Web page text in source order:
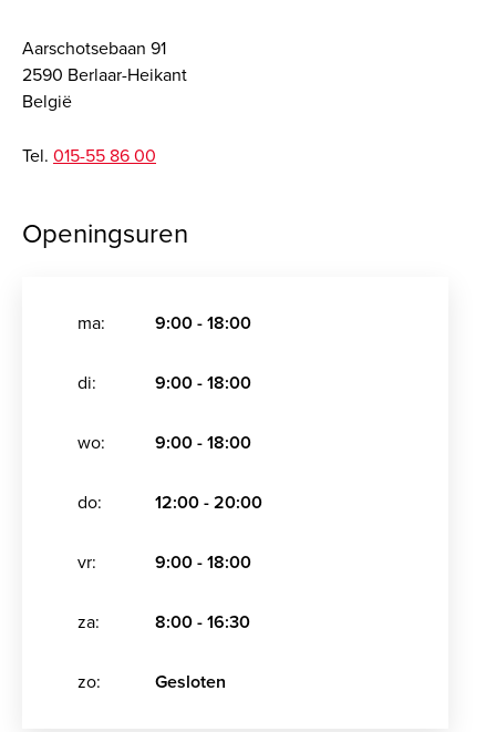
Aarschotsebaan 91
2590 Berlaar-Heikant
België
Tel. 015-55 86 00
Openingsuren
ma: 9:00 - 18:00
di: 9:00 - 18:00
wo: 9:00 - 18:00
do: 12:00 - 20:00
vr: 9:00 - 18:00
za: 8:00 - 16:30
zo: Gesloten